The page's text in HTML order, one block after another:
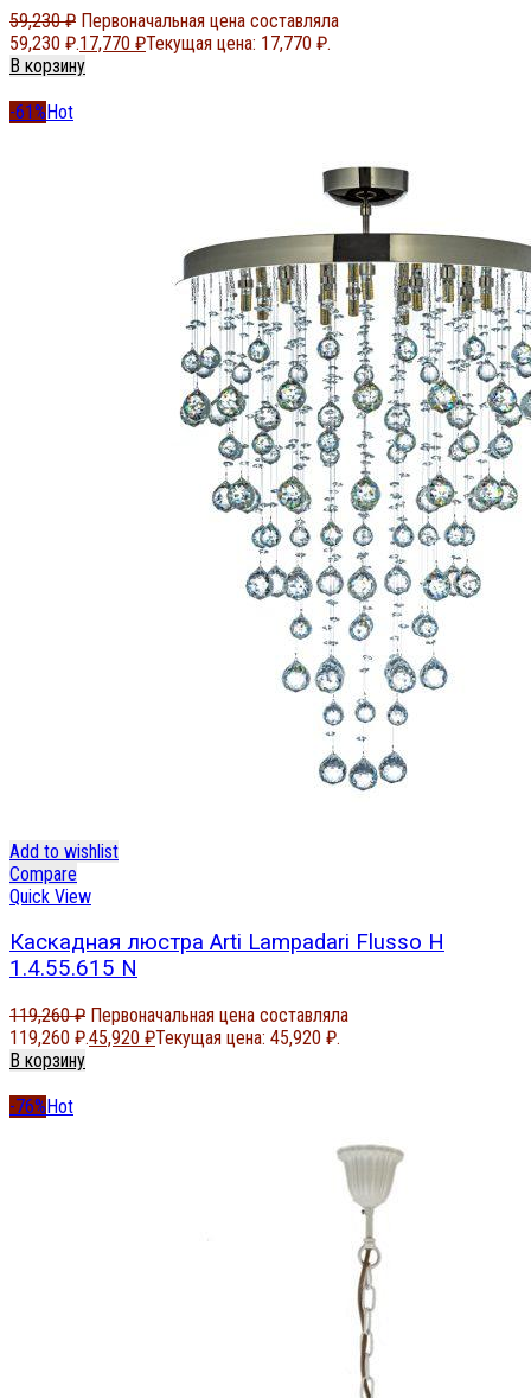
59,230₽ Первоначальная цена составляла
59,230 ₽.17,770 ₽Текущая цена: 17,770 ₽.
В корзину
-61%Hot
Add to wishlist
Compare
Quick View
Каскадная люстра Arti Lampadari Flusso H
1.4.55.615 N
119,260₽ Первоначальная цена составляла
119,260 ₽.45,920 ₽Текущая цена: 45,920 ₽.
В корзину
-76% Hot